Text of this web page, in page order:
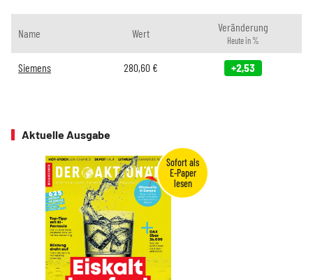
Name Wert Veränderung
Heute in %
Siemens 280,60€ +2,53
Aktuelle Ausgabe